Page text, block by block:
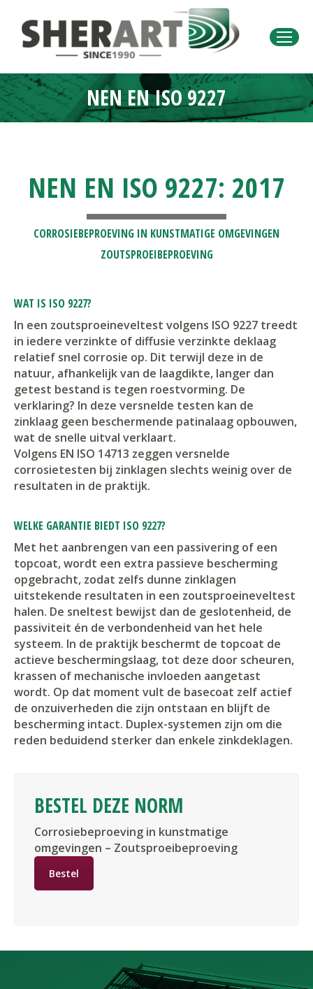
NEN EN ISO 9227
Je bent hier:
NEN EN ISO 9227: 2017
CORROSIEBEPROEVING IN KUNSTMATIGE OMGEVINGEN
ZOUTSPROEIBEPROEVING
WAT IS ISO 9227?
In een zoutsproeineveltest volgens ISO 9227 treedt
in iedere verzinkte of diffusie verzinkte deklaag
relatief snel corrosie op. Dit terwijl deze in de
natuur, afhankelijk van de laagdikte, langer dan
getest bestand is tegen roestvorming. De
verklaring? In deze versnelde testen kan de
zinklaag geen beschermende patinalaag opbouwen,
wat de snelle uitval verklaart.
Volgens EN ISO 14713 zeggen versnelde
corrosietesten bij zinklagen slechts weinig over de
resultaten in de praktijk.
WELKE GARANTIE BIEDT ISO 9227?
Met het aanbrengen van een passivering of een
topcoat, wordt een extra passieve bescherming
opgebracht, zodat zelfs dunne zinklagen
uitstekende resultaten in een zoutsproeineveltest
halen. De sneltest bewijst dan de geslotenheid, de
passiviteit én de verbondenheid van het hele
systeem. In de praktijk beschermt de topcoat de
actieve beschermingslaag, tot deze door scheuren,
krassen of mechanische invloeden aangetast
wordt. Op dat moment vult de basecoat zelf actief
de onzuiverheden die zijn ontstaan en blijft de
bescherming intact. Duplex-systemen zijn om die
reden beduidend sterker dan enkele zinkdeklagen.
BESTEL DEZE NORM
Corrosiebeproeving in kunstmatige
omgevingen – Zoutsproeibeproeving
Bestel